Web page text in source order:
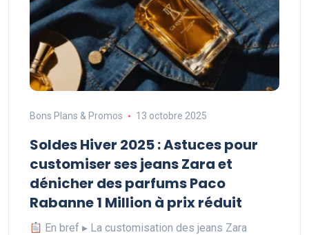
Bons Plans & Promos 13 octobre 2025
Soldes Hiver 2025 : Astuces pour
customiser ses jeans Zara et
dénicher des parfums Paco
Rabanne 1 Million à prix réduit
En bref ▸ La customisation des jeans Zara